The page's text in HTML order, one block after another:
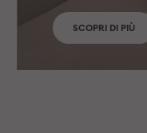
SCOPRI DI PIÙ